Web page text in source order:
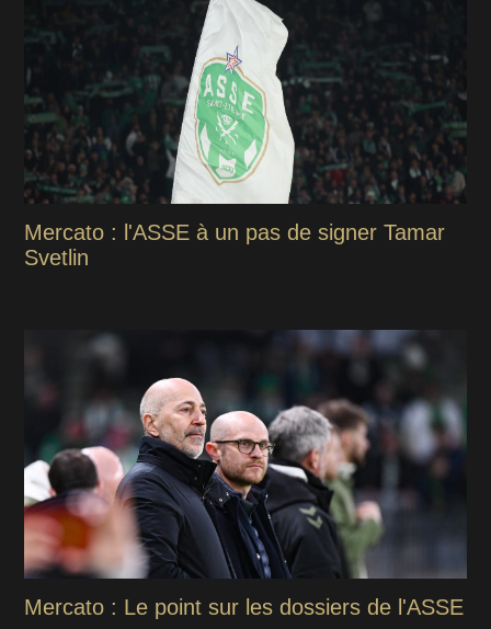
Mercato : l'ASSE à un pas de signer Tamar
Svetlin
Mercato : Le point sur les dossiers de l'ASSE